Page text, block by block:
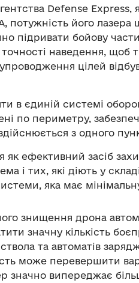
Defense Express,
потужність його
підривати бойову
точності наведення, щоб
цілей
в єдиній системі
по периметру,
з одного
як ефективний засіб
і тих, які діють у
яка має
знищення дрона
значну кількість
та автоматів
може перевершити
значно випереджає